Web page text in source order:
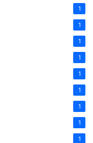
1
1
1
1
1
1
1
1
1